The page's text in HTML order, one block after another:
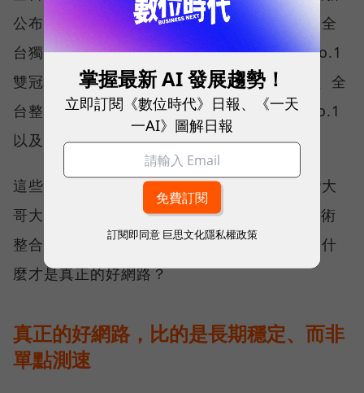
公布的台灣行動網路體驗報告中，更一舉斬獲全
台獨有的「可靠性體驗」與「品質一致性」No.1
雙冠王，同時，包辦全台整體影音體驗 No.1、全
台整體語音體驗 No.1、全台 5G 語音體驗 No.1
以及全台網路在線率 No.1 多項榮譽。
這些獎項反映的不只是網路順暢，更代表台灣大
哥大長期投入頻譜布局、基地台建設與 5G 技術
整合所累積的成果，也讓外界重新思考：究竟什
麼才是真正的好網路？
真正的好網路，比的是長期穩定、而非
單點測速
掌握最新 AI 發展趨勢！
立即訂閱《數位時代》日報、《一天
一AI》圖解日報
訂閱即同意 巨思文化隱私權政策